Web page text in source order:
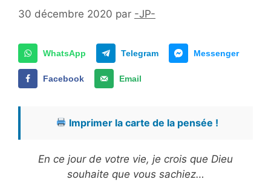
30 décembre 2020 par -JP-
WhatsApp Telegram Messenger
Facebook Email
Imprimer la carte de la pensée !
En ce jour de votre vie, je crois que Dieu
souhaite que vous sachiez…